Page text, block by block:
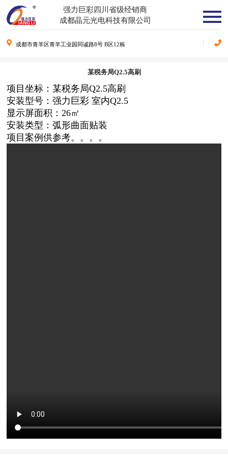
强力巨彩四川省级经销商
成都晶元光电科技有限公司
成都市青羊区青羊工业园同诚路8号 B区12栋
某税务局Q2.5高刷
项目坐标：某税务局Q2.5高刷
安装型号：强力巨彩 室内Q2.5
显示屏面积：26㎡
安装类型：弧形曲面贴装
项目案例供参考。。。。